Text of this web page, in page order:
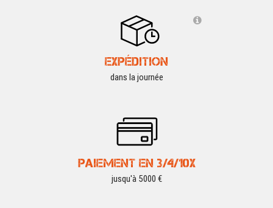
EXPÉDITION
dans la journée
PAIEMENT EN 3/4/10X
jusqu'à 5000 €